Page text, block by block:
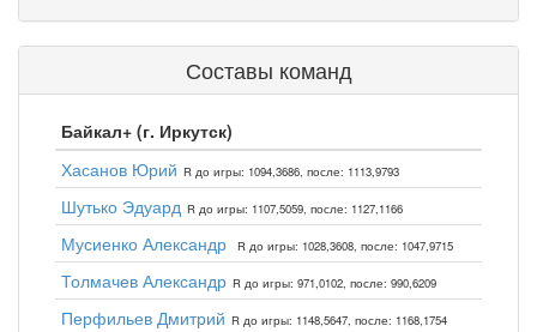
Составы команд
Байкал+ (г. Иркутск)
Хасанов Юрий R до игры: 1094,3686, после: 1113,9793
Шутько Эдуард R до игры: 1107,5059, после: 1127,1166
Мусиенко Александр R до игры: 1028,3608, после: 1047,9715
Толмачев Александр R до игры: 971,0102, после: 990,6209
Перфильев Дмитрий R до игры: 1148,5647, после: 1168,1754